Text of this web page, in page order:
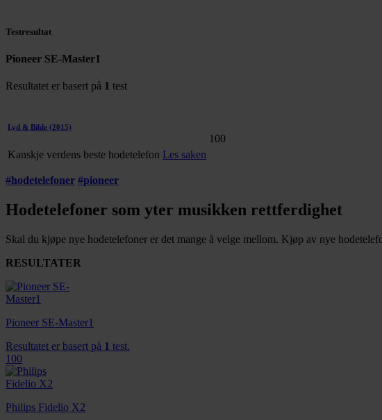
Testresultat
Pioneer SE-Master1
Resultatet er basert på 1 test
Lyd & Bilde (2015)
Kanskje verdens beste hodetelefon Les saken
100
#hodetelefoner #pioneer
Hodetelefoner som yter musikken rettferdighet
Skal du kjøpe nye hodetelefoner er det mange å velge mellom. Kjøp av nye
RESULTATER
Pioneer SE-Master1
Resultatet er basert på 1 test.
100
Philips Fidelio X2